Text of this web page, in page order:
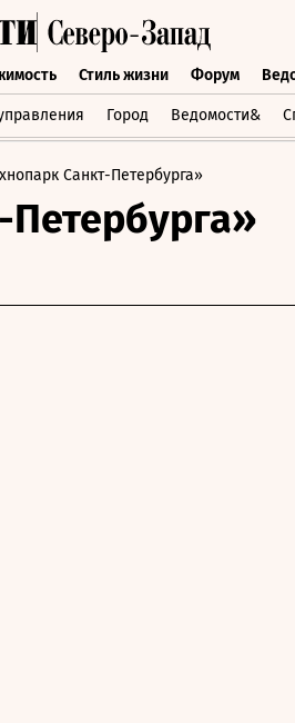
Стиль жизни Форум
Город Ведомости&
Стиль жизни Форум
Санкт-Петербурга»